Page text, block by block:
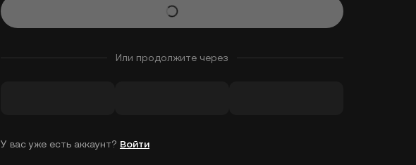
Или продолжите через
У вас уже есть аккаунт? Войти